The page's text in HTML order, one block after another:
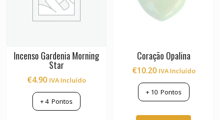
Incenso Gardenia Morning
Star
€4.90 IVA Incluído
+4Pontos
Coração Opalina
€10.20 IVA Incluído
+ 10Pontos